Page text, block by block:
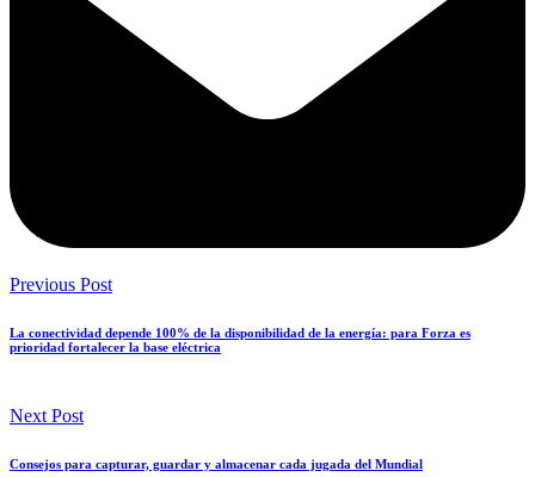
Previous Post
La conectividad depende 100% de la disponibilidad de la energía: para Forza es
prioridad fortalecer la base eléctrica
Next Post
Consejos para capturar, guardar y almacenar cada jugada del Mundial